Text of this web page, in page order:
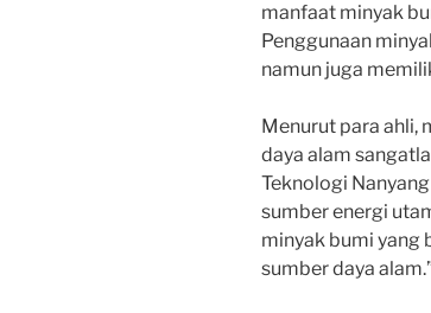
manfaat minyak
Penggunaan
namun juga
Menurut para ahli,
daya alam
Teknologi
sumber energi
minyak bumi yang
sumber daya